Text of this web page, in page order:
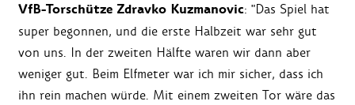
VfB-Torschütze Zdravko Kuzmanovic: "Das Spiel hat
super begonnen, und die erste Halbzeit war sehr gut
von uns. In der zweiten Hälfte waren wir dann aber
weniger gut. Beim Elfmeter war ich mir sicher, dass ich
ihn rein machen würde. Mit einem zweiten Tor wäre das